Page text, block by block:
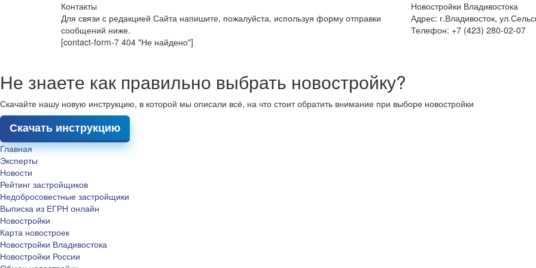
Контакты
Для связи с редакцией Сайта напишите, пожалуйста, используя форму отправки
сообщений ниже.
[contact-form-7 404 "Не найдено"]
Новостройки Владивостока
Адрес: г.Владивосток,
Телефон: +7 (423) 280-02-07
Не знаете как правильно выбрать новостройку?
Скачайте нашу новую инструкцию, в которой мы описали всё, на что стоит обратить внимание при выборе новостройки
Скачать инструкцию
Главная
Эксперты
Новости
Рейтинг застройщиков
Недобросовестные застройщики
Выписка из ЕГРН онлайн
Новостройки
Карта новостроек
Новостройки Владивостока
Новостройки России